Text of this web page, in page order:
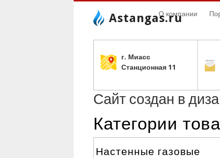
Astangas.ru
г. Миасс
Станционная 11
О компании
Сайт создан в
Категории
Настенные газовые